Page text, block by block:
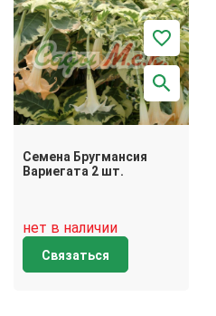
Семена Бругмансия
Вариегата 2 шт.
нет в наличии
Связаться